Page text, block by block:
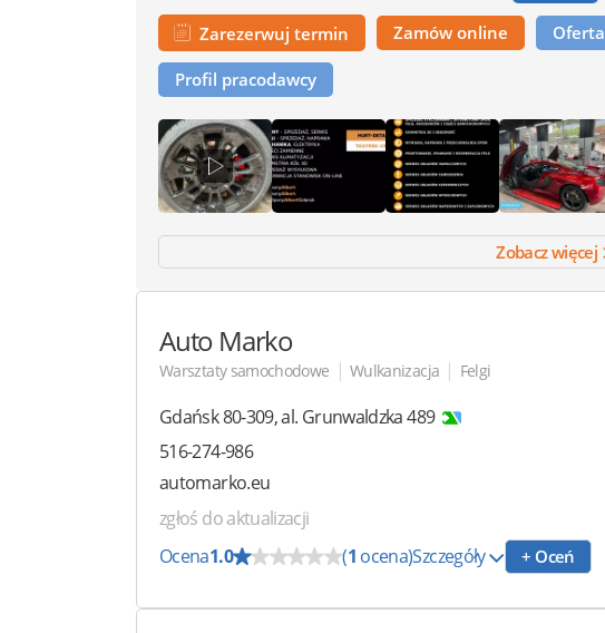
Zarezerwuj termin Zamów online Oferta
Profil pracodawcy
Zobacz więcej
Auto Marko
Warsztaty samochodowe | Wulkanizacja | Felgi
Gdańsk80-309,al. Grunwaldzka 489
516-274-986
automarko.eu
zgłoś do aktualizacji
Ocena1.0 (1 ocena)Szczegóły + Oceń